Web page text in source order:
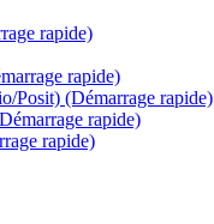
rapide)
rapide)
Posit) (Démarrage rapide)
rapide)
rapide)